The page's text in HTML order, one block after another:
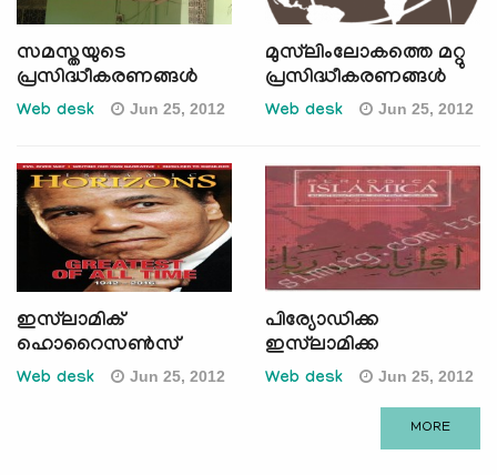
സമസ്തയുടെ
പ്രസിദ്ധീകരണങ്ങള്‍
Web desk Jun 25, 2012
മുസ്‌ലിംലോകത്തെ മറ്റു
പ്രസിദ്ധീകരണങ്ങള്‍
Web desk Jun 25, 2012
ഇസ്‌ലാമിക്
ഹൊറൈസണ്‍സ്
Web desk Jun 25, 2012
പിര്യോഡിക്ക
ഇസ്‌ലാമിക്ക
Web desk Jun 25, 2012
MORE